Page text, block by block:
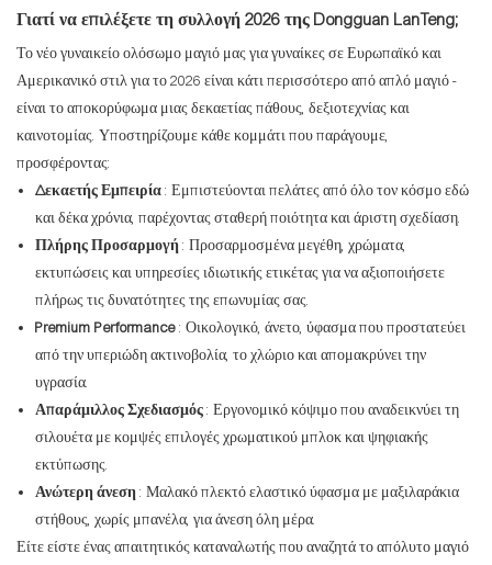
Γιατί να επιλέξετε τη συλλογή 2026 της Dongguan LanTeng;
Το νέο γυναικείο ολόσωμο μαγιό μας για γυναίκες σε Ευρωπαϊκό και
Αμερικανικό στιλ για το 2026 είναι κάτι περισσότερο από απλό μαγιό -
είναι το αποκορύφωμα μιας δεκαετίας πάθους, δεξιοτεχνίας και
καινοτομίας. Υποστηρίζουμε κάθε κομμάτι που παράγουμε,
προσφέροντας:
Δεκαετής Εμπειρία: Εμπιστεύονται πελάτες από όλο τον κόσμο εδώ
και δέκα χρόνια, παρέχοντας σταθερή ποιότητα και άριστη σχεδίαση.
Πλήρης Προσαρμογή: Προσαρμοσμένα μεγέθη, χρώματα,
εκτυπώσεις και υπηρεσίες ιδιωτικής ετικέτας για να αξιοποιήσετε
πλήρως τις δυνατότητες της επωνυμίας σας.
Premium Performance: Οικολογικό, άνετο, ύφασμα που προστατεύει
από την υπεριώδη ακτινοβολία, το χλώριο και απομακρύνει την
υγρασία.
Απαράμιλλος Σχεδιασμός: Εργονομικό κόψιμο που αναδεικνύει τη
σιλουέτα με κομψές επιλογές χρωματικού μπλοκ και ψηφιακής
εκτύπωσης.
Ανώτερη άνεση: Μαλακό πλεκτό ελαστικό ύφασμα με μαξιλαράκια
στήθους, χωρίς μπανέλα, για άνεση όλη μέρα.
Είτε είστε ένας απαιτητικός καταναλωτής που αναζητά το απόλυτο μαγιό